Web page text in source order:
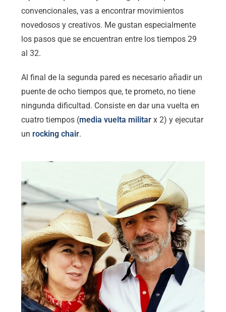
convencionales, vas a encontrar movimientos
novedosos y creativos. Me gustan especialmente
los pasos que se encuentran entre los tiempos 29
al 32.
Al final de la segunda pared es necesario añadir un
puente de ocho tiempos que, te prometo, no tiene
ningunda dificultad. Consiste en dar una vuelta en
cuatro tiempos (media vuelta militar x 2) y ejecutar
un rocking chair.